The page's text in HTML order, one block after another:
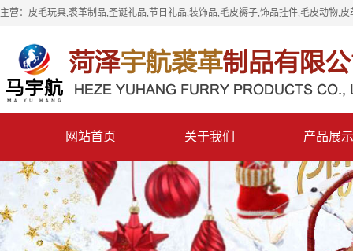
主营：皮毛玩具,裘革制品,圣诞礼品,节日礼品,装饰品,毛皮褥子,饰品挂件,毛皮动物,
网站首页 关于我们 产品展示